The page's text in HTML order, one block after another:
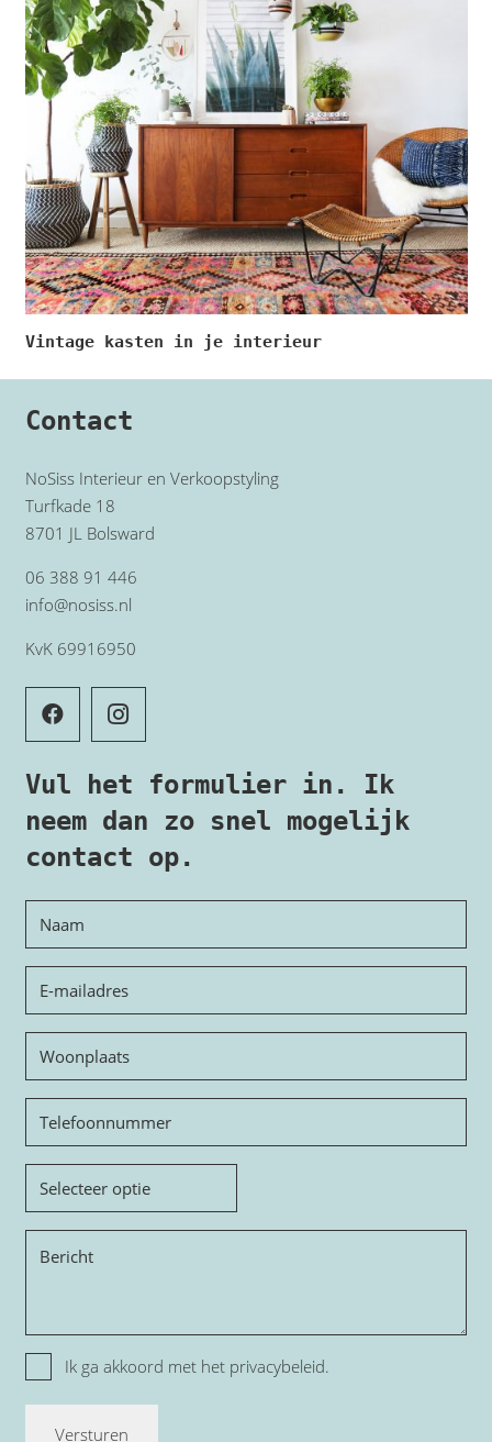
Vintage kasten in je interieur
Contact
NoSiss Interieur en Verkoopstyling
Turfkade 18
8701 JL Bolsward
06 388 91 446
info@nosiss.nl
KvK 69916950
Vul het formulier in. Ik
neem dan zo snel mogelijk
contact op.
Naam
Woonplaats
Telefoon
Onderwerp
PrivacyIk ga akkoord met het privacybeleid.